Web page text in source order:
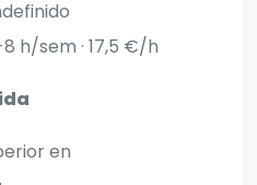
h/sem · 17,5 €/h
en